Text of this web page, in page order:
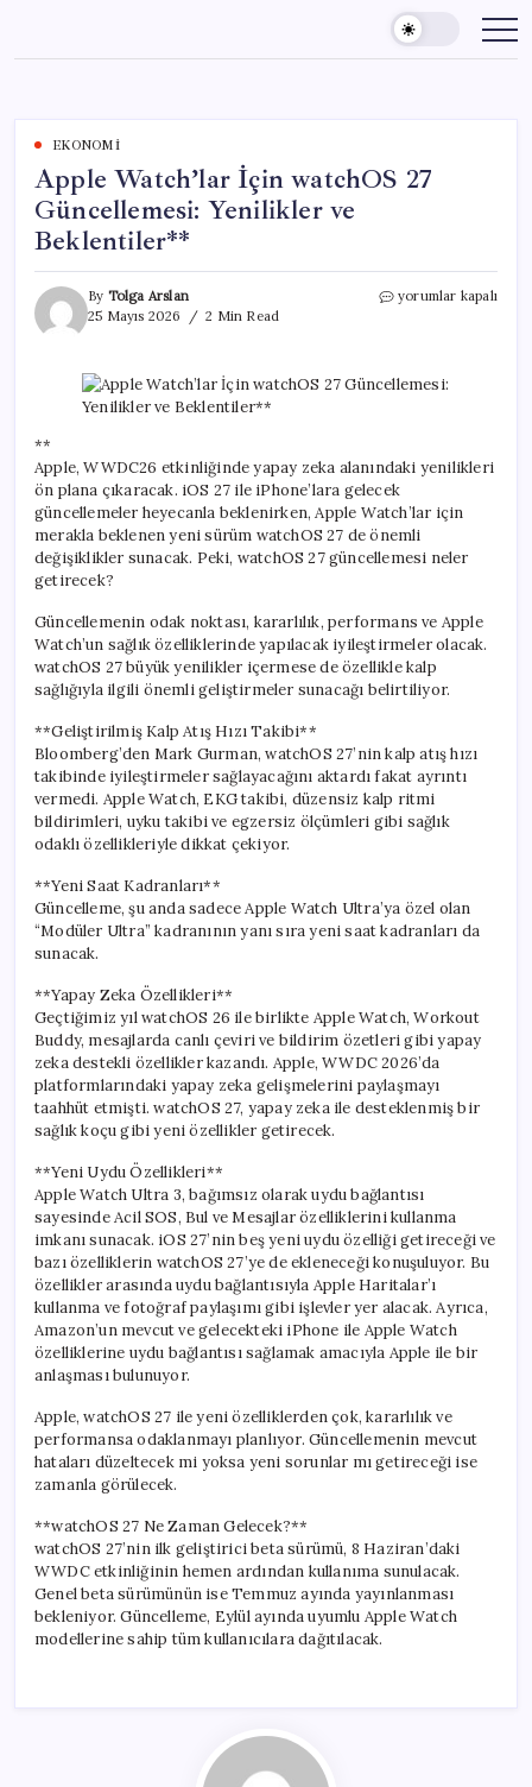
content
EKONOMI
Apple Watch’lar İçin watchOS 27
Güncellemesi: Yenilikler ve
Beklentiler**
By Tolga Arslan
25 Mayıs 2026
2 Min Read
Apple
27
Güncellemesi:
için
yorumlar kapalı
**
Apple, WWDC26 etkinliğinde yapay zeka alanındaki yenilikleri
ön plana çıkaracak. iOS 27 ile iPhone’lara gelecek
güncellemeler heyecanla beklenirken, Apple Watch’lar için
merakla beklenen yeni sürüm watchOS 27 de önemli
değişiklikler sunacak. Peki, watchOS 27 güncellemesi neler
getirecek?
Güncellemenin odak noktası, kararlılık, performans ve Apple
Watch’un sağlık özelliklerinde yapılacak iyileştirmeler olacak.
watchOS 27 büyük yenilikler içermese de özellikle kalp
sağlığıyla ilgili önemli geliştirmeler sunacağı belirtiliyor.
**Geliştirilmiş Kalp Atış Hızı Takibi**
Bloomberg’den Mark Gurman, watchOS 27’nin kalp atış hızı
takibinde iyileştirmeler sağlayacağını aktardı fakat ayrıntı
vermedi. Apple Watch, EKG takibi, düzensiz kalp ritmi
bildirimleri, uyku takibi ve egzersiz ölçümleri gibi sağlık
odaklı özellikleriyle dikkat çekiyor.
**Yeni Saat Kadranları**
Güncelleme, şu anda sadece Apple Watch Ultra’ya özel olan
“Modüler Ultra” kadranının yanı sıra yeni saat kadranları da
sunacak.
**Yapay Zeka Özellikleri**
Geçtiğimiz yıl watchOS 26 ile birlikte Apple Watch, Workout
Buddy, mesajlarda canlı çeviri ve bildirim özetleri gibi yapay
zeka destekli özellikler kazandı. Apple, WWDC 2026’da
platformlarındaki yapay zeka gelişmelerini paylaşmayı
taahhüt etmişti. watchOS 27, yapay zeka ile desteklenmiş bir
sağlık koçu gibi yeni özellikler getirecek.
**Yeni Uydu Özellikleri**
Apple Watch Ultra 3, bağımsız olarak uydu bağlantısı
sayesinde Acil SOS, Bul ve Mesajlar özelliklerini kullanma
imkanı sunacak. iOS 27’nin beş yeni uydu özelliği getireceği ve
bazı özelliklerin watchOS 27’ye de ekleneceği konuşuluyor. Bu
özellikler arasında uydu bağlantısıyla Apple Haritalar’ı
kullanma ve fotoğraf paylaşımı gibi işlevler yer alacak. Ayrıca,
Amazon’un mevcut ve gelecekteki iPhone ile Apple Watch
özelliklerine uydu bağlantısı sağlamak amacıyla Apple ile bir
anlaşması bulunuyor.
Apple, watchOS 27 ile yeni özelliklerden çok, kararlılık ve
performansa odaklanmayı planlıyor. Güncellemenin mevcut
hataları düzeltecek mi yoksa yeni sorunlar mı getireceği ise
zamanla görülecek.
**watchOS 27 Ne Zaman Gelecek?**
watchOS 27’nin ilk geliştirici beta sürümü, 8 Haziran’daki
WWDC etkinliğinin hemen ardından kullanıma sunulacak.
Genel beta sürümünün ise Temmuz ayında yayınlanması
bekleniyor. Güncelleme, Eylül ayında uyumlu Apple Watch
modellerine sahip tüm kullanıcılara dağıtılacak.